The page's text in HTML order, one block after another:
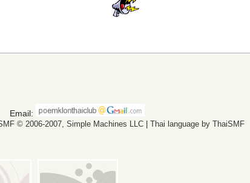
Email:
© 2006-2007, Simple Machines LLC| Thai language by ThaiSMF